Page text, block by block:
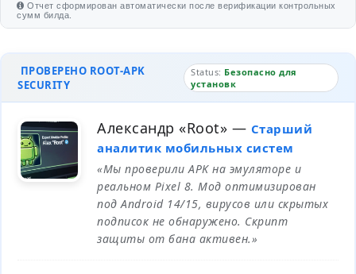
Отчет сформирован автоматически после верификации контрольных
сумм билда.
ПРОВЕРЕНО ROOT-APK
SECURITY
Status: Безопасно для
установк
Александр «Root» — Старший
аналитик мобильных систем
«Мы проверили APK на эмуляторе и
реальном Pixel 8. Мод оптимизирован
под Android 14/15, вирусов или скрытых
подписок не обнаружено. Скрипт
защиты от бана активен.»